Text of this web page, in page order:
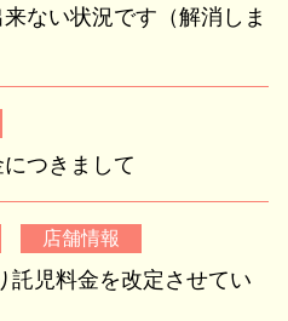
ない状況です（解消しま
つきまして
店舗情報
託児料金を改定させてい